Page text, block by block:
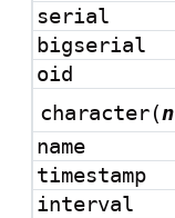
serial
bigserial
oid
character(n
name
timestamp
interval